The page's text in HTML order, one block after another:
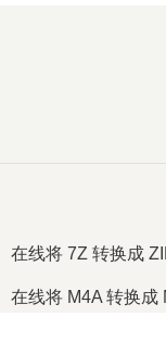
在线将 7Z 转换成
在线将 M4A 转换成